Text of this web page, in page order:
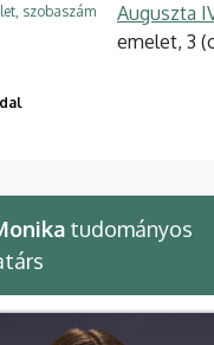
szobaszám Auguszta
emelet, 3
tudományos